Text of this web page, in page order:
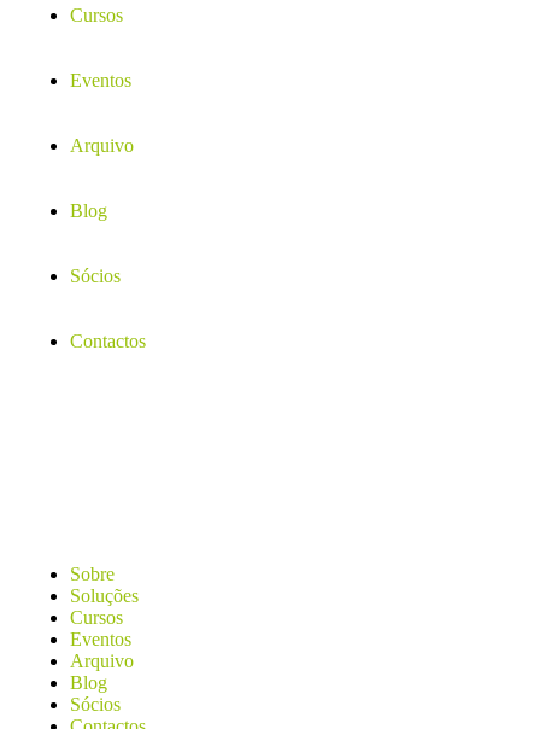
Cursos
Eventos
Arquivo
Blog
Sócios
Contactos
Sobre
Soluções
Cursos
Eventos
Arquivo
Blog
Sócios